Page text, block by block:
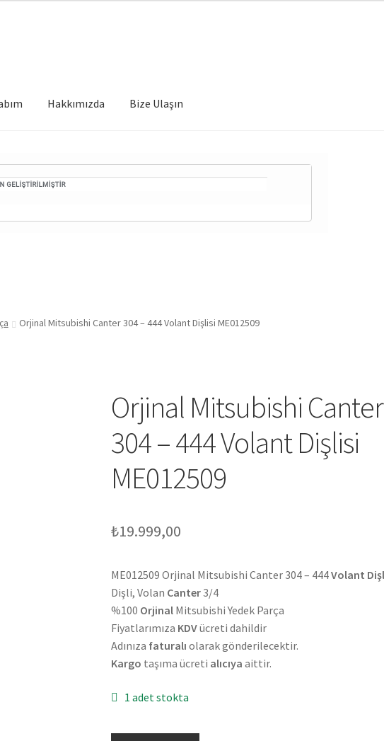
Hakkımızda Bize Ulaşın
Orjinal Mitsubishi Canter 304 – 444 Volant Dişlisi ME012509
Orjinal Mitsubishi Canter
304 – 444 Volant Dişlisi
ME012509
₺19.999,00
ME012509 Orjinal Mitsubishi Canter 304 – 444Volant
Dişli, Volan Canter3/4
%100 Orjinal Mitsubishi Yedek Parça
Fiyatlarımıza KDVücreti dahildir
Adınıza faturalı olarak gönderilecektir.
Kargo taşıma ücreti alıcıya aittir.
1 adet stokta